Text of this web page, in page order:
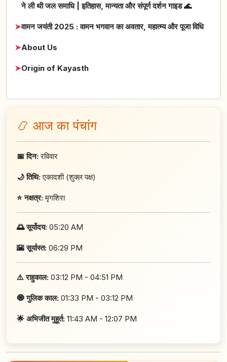
ने ली थी जल समाधि | इतिहास, मान्यता और संपूर्ण दर्शन गाइड 🌊
➤वामन जयंती 2025 : वामन भगवान का अवतार, महात्म्य और पूजा विधि
➤About Us
➤Origin of Kayasth
📿 आज का पंचांग
📅 दिन:रविवार
🌙 तिथि:एकादशी (शुक्ल पक्ष)
⭐ नक्षत्र:मृगशिरा
🌅 सूर्योदय: 05:20 AM
🌇 सूर्यास्त: 06:29 PM
⚠️ राहुकाल: 03:12 PM - 04:51 PM
🧿 गुलिक काल: 01:33 PM - 03:12 PM
🌟 अभिजीत मुहूर्त: 11:43 AM - 12:07 PM